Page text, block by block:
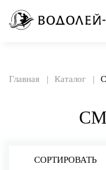
Главная Каталог
СОРТИРОВАТЬ